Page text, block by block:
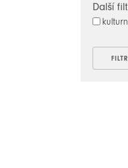
Další